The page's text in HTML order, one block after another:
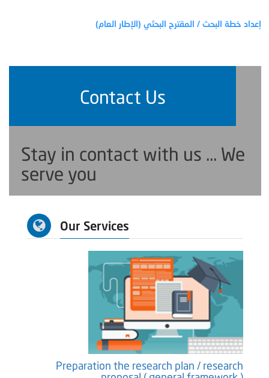
إعداد خطة البحث / المقترح البحثي (الإطار العام)
Contact Us
Stay in contact with us ... We
serve you
Our Services
Preparation the research plan / research